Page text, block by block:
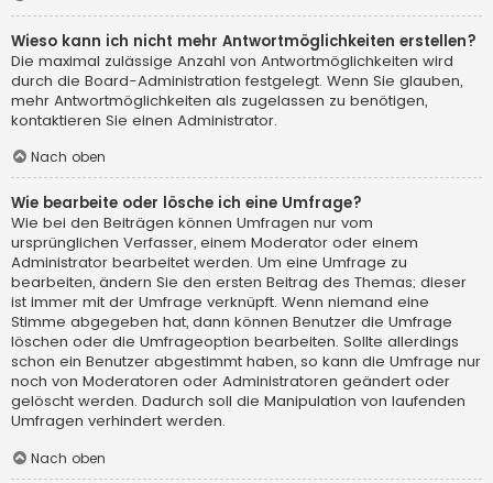
Wieso kann ich nicht mehr Antwortmöglichkeiten erstellen?
Die maximal zulässige Anzahl von Antwortmöglichkeiten wird
durch die Board-Administration festgelegt. Wenn Sie glauben,
mehr Antwortmöglichkeiten als zugelassen zu benötigen,
kontaktieren Sie einen Administrator.
Nach oben
Wie bearbeite oder lösche ich eine Umfrage?
Wie bei den Beiträgen können Umfragen nur vom
ursprünglichen Verfasser, einem Moderator oder einem
Administrator bearbeitet werden. Um eine Umfrage zu
bearbeiten, ändern Sie den ersten Beitrag des Themas; dieser
ist immer mit der Umfrage verknüpft. Wenn niemand eine
Stimme abgegeben hat, dann können Benutzer die Umfrage
löschen oder die Umfrageoption bearbeiten. Sollte allerdings
schon ein Benutzer abgestimmt haben, so kann die Umfrage nur
noch von Moderatoren oder Administratoren geändert oder
gelöscht werden. Dadurch soll die Manipulation von laufenden
Umfragen verhindert werden.
Nach oben